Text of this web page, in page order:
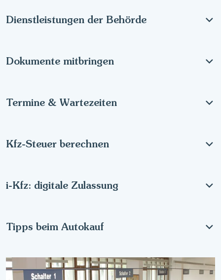
Dienstleistungen der Behörde
Dokumente mitbringen
Termine & Wartezeiten
Kfz-Steuer berechnen
i-Kfz: digitale Zulassung
Tipps beim Autokauf